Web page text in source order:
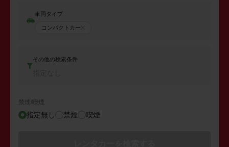
車両タイプ
コンパクトカー
その他の検索条件
禁煙/喫煙
指定無し 禁煙 喫煙